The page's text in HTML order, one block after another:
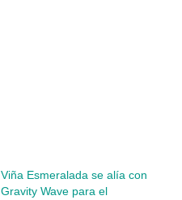
Viña Esmeralada se alía con
Gravity Wave para el